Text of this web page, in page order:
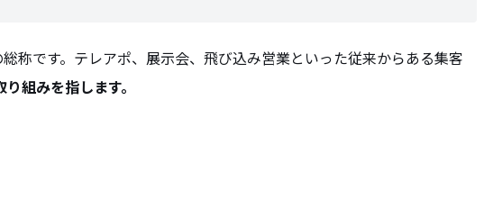
称です。テレアポ、展示会、飛び込み営業といった従来からある集客
組みを指します。